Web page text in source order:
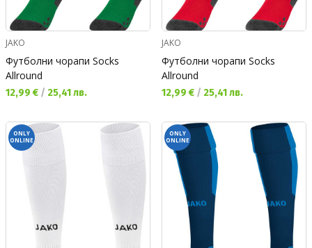
JAKO
Футболни чорапи Socks
Allround
Текуща цена:
12,99 € / 25,41 лв.
JAKO
Футболни чорапи Socks
Allround
Текуща цена:
12,99 € / 25,41 лв.
ONLY
ONLINE
ONLY
ONLINE